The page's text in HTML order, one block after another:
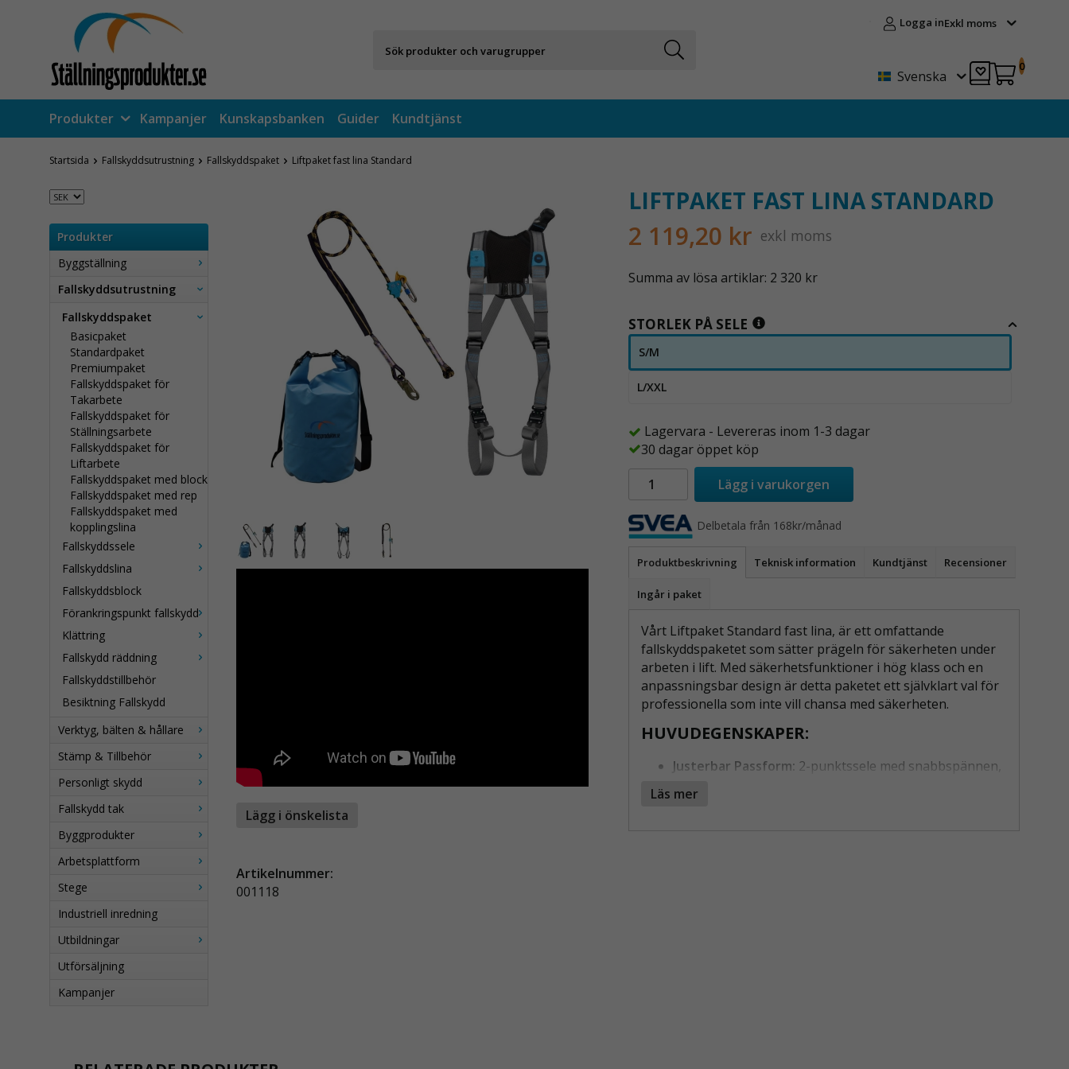
Logga inExkl moms
Svenska
0
Produkter Kampanjer Kunskapsbanken Guider Kundtjänst
Startsida Fallskyddsutrustning Fallskyddspaket Liftpaket fast lina Standard
Produkter
Byggställning
Fallskyddsutrustning
Fallskyddspaket
Basicpaket
Standardpaket
Premiumpaket
Fallskyddspaket för
Takarbete
Fallskyddspaket för
Ställningsarbete
Fallskyddspaket för
Liftarbete
Fallskyddspaket med block
Fallskyddspaket med rep
Fallskyddspaket med
kopplingslina
Fallskyddssele
Fallskyddslina
Fallskyddsblock
Förankringspunkt fallskydd
Klättring
Fallskydd räddning
Fallskyddstillbehör
Besiktning Fallskydd
Verktyg, bälten & hållare
Stämp & Tillbehör
Personligt skydd
Fallskydd tak
Byggprodukter
Arbetsplattform
Stege
Industriell inredning
Utbildningar
Utförsäljning
Kampanjer
LIFTPAKET FAST LINA STANDARD
2 119,20 kr exkl moms
Summa av lösa artiklar: 2 320 kr
STORLEK PÅ SELE
S/M
L/XXL
Lagervara - Levereras inom 1-3 dagar
30 dagar öppet köp
Lägg i varukorgen
Delbetala från 168kr/månad
Produktbeskrivning Teknisk information Kundtjänst Recensioner
Ingår i paket
Vårt Liftpaket Standard fast lina, är ett omfattande
fallskyddspaketet som sätter prägeln för säkerheten under
arbeten i lift. Med säkerhetsfunktioner i hög klass och en
anpassningsbar design är detta paketet ett självklart val för
professionella som inte vill chansa med säkerheten.
HUVUDEGENSKAPER:
Justerbar Passform: 2-punktssele med snabbspännen,
Läs mer
Lägg i önskelista
Artikelnummer:
001118